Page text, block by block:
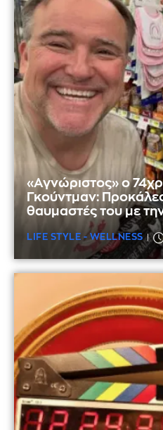
«Αγνώριστος» ο
Γκούντμαν:
θαυμαστές του με
LIFE STYLE - WELLNESS